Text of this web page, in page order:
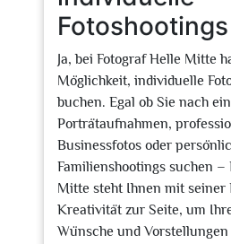
Ja, bei Fotograf Helle Mitte
Möglichkeit, individuelle
buchen. Egal ob Sie nach
Porträtaufnahmen,
Businessfotos oder
Familienshootings suchen –
Mitte steht Ihnen mit seiner
Kreativität zur Seite, um
Wünsche und